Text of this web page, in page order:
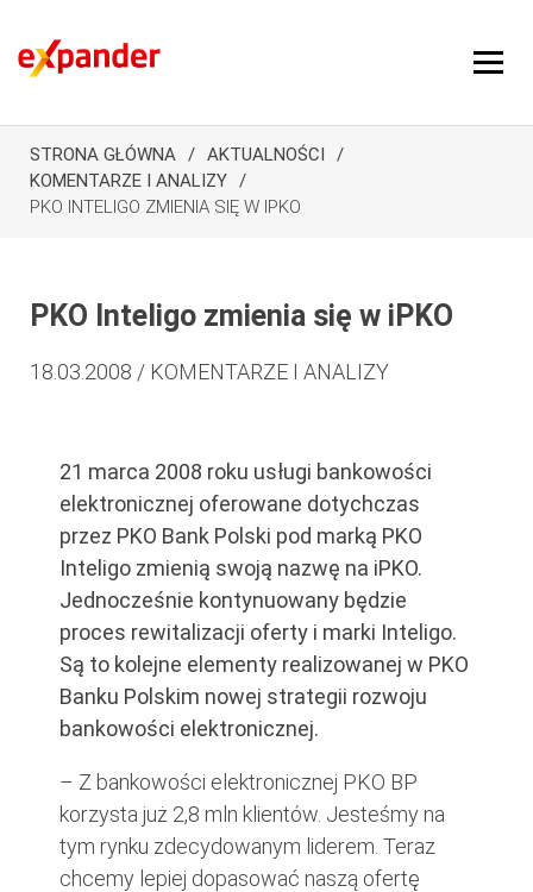
STRONA GŁÓWNA
AKTUALNOŚCI
KOMENTARZE I ANALIZY
PKO INTELIGO ZMIENIA SIĘ W IPKO
PKO Inteligo zmienia się w iPKO
18.03.2008 / KOMENTARZE I ANALIZY
21 marca 2008 roku usługi bankowości
elektronicznej oferowane dotychczas
przez PKO Bank Polski pod marką PKO
Inteligo zmienią swoją nazwę na iPKO.
Jednocześnie kontynuowany będzie
proces rewitalizacji oferty i marki Inteligo.
Są to kolejne elementy realizowanej w PKO
Banku Polskim nowej strategii rozwoju
bankowości elektronicznej.
– Z bankowości elektronicznej PKO BP
korzysta już 2,8 mln klientów. Jesteśmy na
tym rynku zdecydowanym liderem. Teraz
chcemy lepiej dopasować naszą ofertę